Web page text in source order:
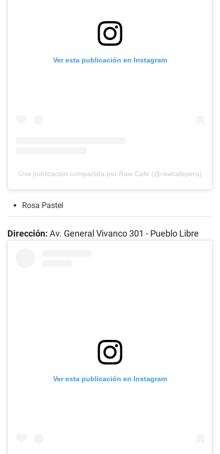
Ver esta publicación en Instagram
Una publicación compartida por Raw Café (@rawcafeperu)
Rosa Pastel
Dirección: Av. General Vivanco 301 - Pueblo Libre
Ver esta publicación en Instagram